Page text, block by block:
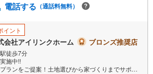
電話する （通話料無料）
イント
会社アイリンクホーム ブロンズ推奨店
徒歩7分
施中!!
ランをご提案！土地選びから家づくりまでサポー